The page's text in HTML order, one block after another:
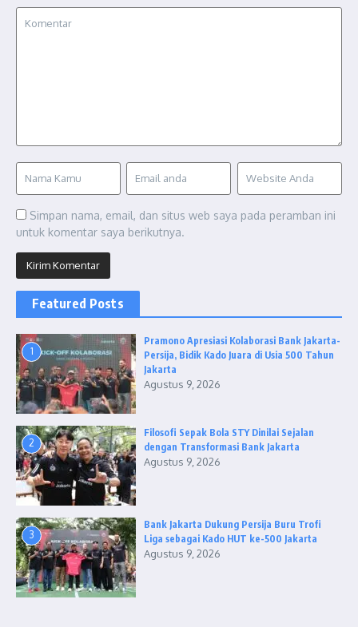
Simpan nama, email, dan situs web saya pada peramban ini
untuk komentar saya berikutnya.
Featured Posts
1
Pramono Apresiasi Kolaborasi Bank Jakarta-
Persija, Bidik Kado Juara di Usia 500 Tahun
Jakarta
Agustus 9, 2026
2
Filosofi Sepak Bola STY Dinilai Sejalan
dengan Transformasi Bank Jakarta
Agustus 9, 2026
3
Bank Jakarta Dukung Persija Buru Trofi
Liga sebagai Kado HUT ke-500 Jakarta
Agustus 9, 2026